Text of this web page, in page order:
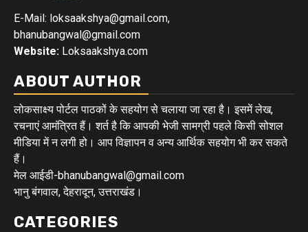
E-Mail: loksaakshya@gmail.com,
bhanubangwal@gmail.com
Website: Loksaakshya.com
ABOUT AUTHOR
लोकसाक्ष्य पोर्टल पाठकों के सहयोग से चलाया जा रहा है। इसमें लेख,
रचनाएं आमंत्रित हैं। शर्त है कि आपकी भेजी सामग्री पहले किसी सोशल
मीडिया में न लगी हो। आप विज्ञापन व अन्य आर्थिक सहयोग भी कर सकते
हैं।
मेल आईडी-bhanubangwal@gmail.com
भानु बंगवाल, देहरादून, उत्तराखंड।
CATEGORIES